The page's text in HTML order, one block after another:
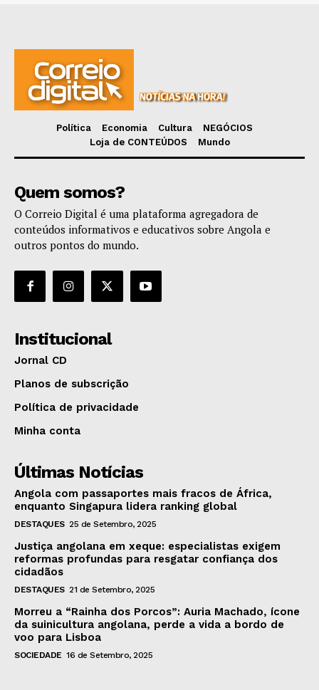
Política Economia Cultura
NEGÓCIOS
Loja de CONTEÚDOS
Mundo
Quem somos?
O Correio Digital é uma plataforma agregadora de
conteúdos informativos e educativos sobre Angola e
outros pontos do mundo.
Institucional
Jornal CD
Planos de subscrição
Política de privacidade
Minha conta
Últimas Notícias
Angola com passaportes mais fracos de África,
enquanto Singapura lidera ranking global
DESTAQUES 25 de Setembro, 2025
Justiça angolana em xeque: especialistas exigem
reformas profundas para resgatar confiança dos
cidadãos
DESTAQUES 21 de Setembro, 2025
Morreu a “Rainha dos Porcos”: Auria Machado, ícone
da suinicultura angolana, perde a vida a bordo de
voo para Lisboa
SOCIEDADE 16 de Setembro, 2025